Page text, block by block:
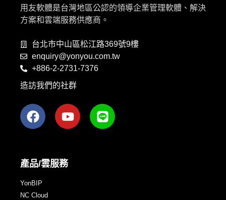
用友軟體是台灣地區公認的領導企業管理軟體、解決
方案和雲端服務供應商。
台北市中山區松江路369號9樓
enquiry@yonyou.com.tw
+886-2-2731-7376
造訪我們的社群
產品/雲服務
YonBIP
NC Cloud